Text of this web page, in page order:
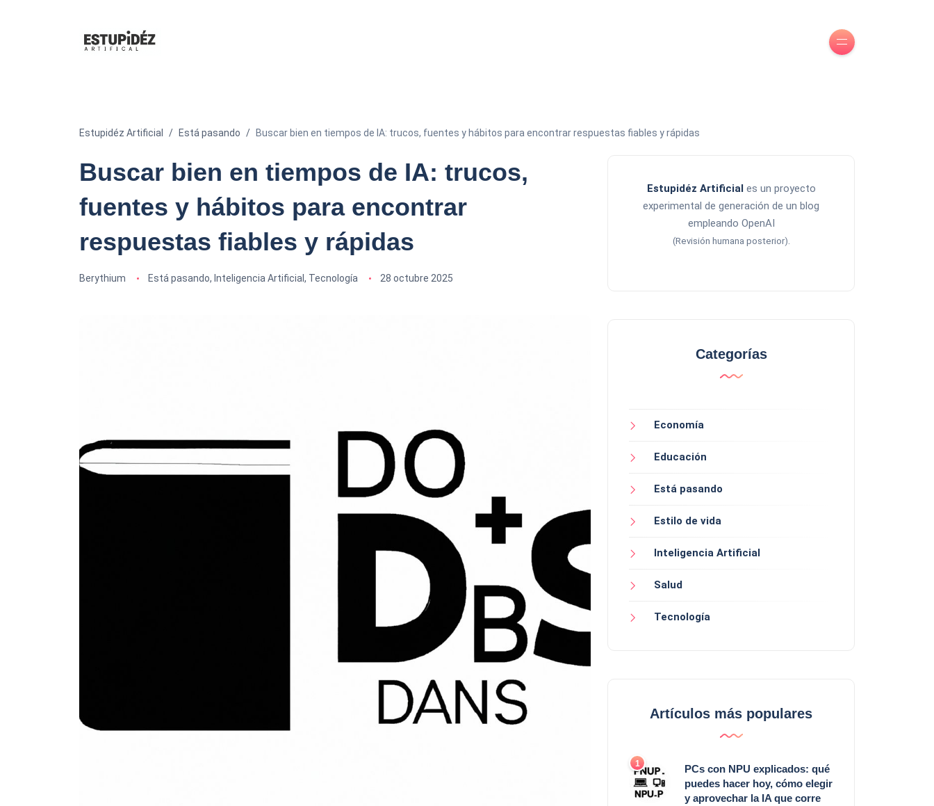
Estupidéz Artificial Está pasando Buscar bien en tiempos de IA: trucos, fuentes y hábitos para encontrar respuestas fiables y rápidas
Buscar bien en tiempos de IA: trucos,
fuentes y hábitos para encontrar
respuestas fiables y rápidas
Berythium Está pasando, Inteligencia Artificial, Tecnología 28 octubre 2025
Estupidéz Artificial es un proyecto
experimental de generación de un blog
empleando OpenAI
(Revisión humana posterior).
Categorías
Economía
Educación
Está pasando
Estilo de vida
Inteligencia Artificial
Salud
Tecnología
Artículos más populares
PCs con NPU explicados: qué
puedes hacer hoy, cómo elegir
y aprovechar la IA que corre